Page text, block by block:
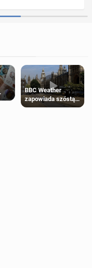
BBC Weather
zapowiada szóstą
falę upałów w